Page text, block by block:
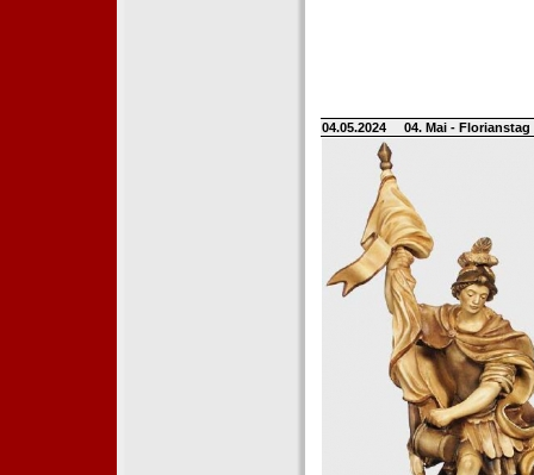
04.05.2024 04. Mai -